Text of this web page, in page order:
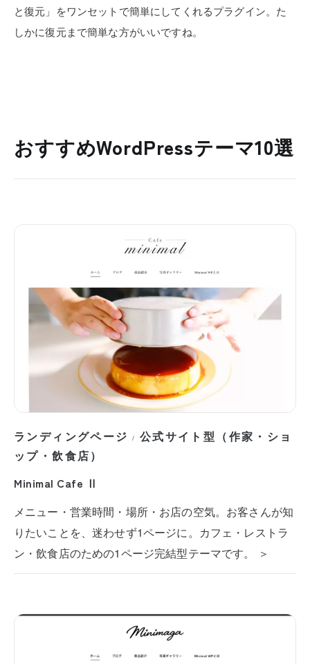
と復元」をワンセットで簡単にしてくれるプラグイン。た
しかに復元まで簡単な方がいいですね。
おすすめWordPressテーマ10選
ランディングページ / 公式サイト型（作家・ショ
ップ・飲食店）
Minimal Cafe Ⅱ
メニュー・営業時間・場所・お店の空気。お客さんが知
りたいことを、迷わせず1ページに。カフェ・レストラ
ン・飲食店のための1ページ完結型テーマです。 ＞